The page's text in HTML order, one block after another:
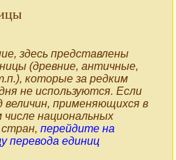
здесь представлены
(древние, античные,
которые за редким
не используются. Если
величин, применяющихся в
национальных
стран, перейдите на
перевода единиц